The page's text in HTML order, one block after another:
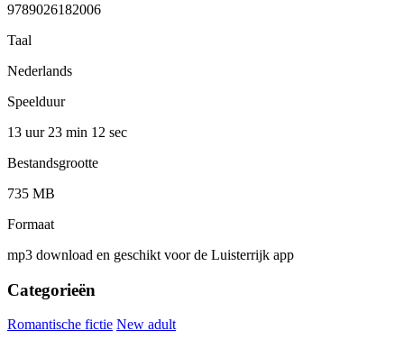
9789026182006
Taal
Nederlands
Speelduur
13 uur 23 min 12 sec
Bestandsgrootte
735 MB
Formaat
mp3 download en geschikt voor de Luisterrijk app
Categorieën
Romantische fictie New adult